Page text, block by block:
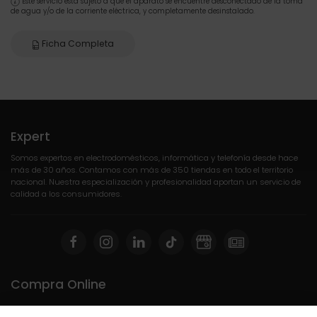
de agua y/o de la corriente eléctrica, y completamente desinstalado.
Ficha Completa
Expert
Somos expertos en electrodomésticos, informática y telefonía desde hace
más de 30 años. Contamos con más de 350 tiendas en todo el territorio
nacional. Nuestra especialización y profesionalidad aportan un servicio de
calidad a los consumidores.
Compra Online
Mi cuenta y pedidos